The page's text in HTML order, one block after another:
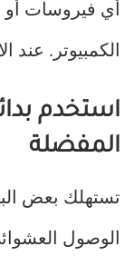
أي فيروسات أو
الكمبيوتر. عند
استخدم
المفضلة
تستهلك بعض